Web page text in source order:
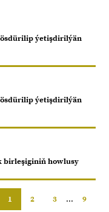
ýetişdirilýän
ýetişdirilýän
birleşiginiň howlusy
1 2 3 ... 9